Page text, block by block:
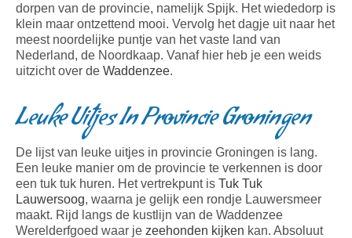
dorpen van de provincie, namelijk Spijk. Het wiededorp is
klein maar ontzettend mooi. Vervolg het dagje uit naar het
meest noordelijke puntje van het vaste land van
Nederland, de Noordkaap. Vanaf hier heb je een weids
uitzicht over de Waddenzee.
Leuke Uitjes In Provincie Groningen
De lijst van leuke uitjes in provincie Groningen is lang.
Een leuke manier om de provincie te verkennen is door
een tuk tuk huren. Het vertrekpunt is Tuk Tuk
Lauwersoog, waarna je gelijk een rondje Lauwersmeer
maakt. Rijd langs de kustlijn van de Waddenzee
Werelderfgoed waar je zeehonden kijken kan. Absoluut